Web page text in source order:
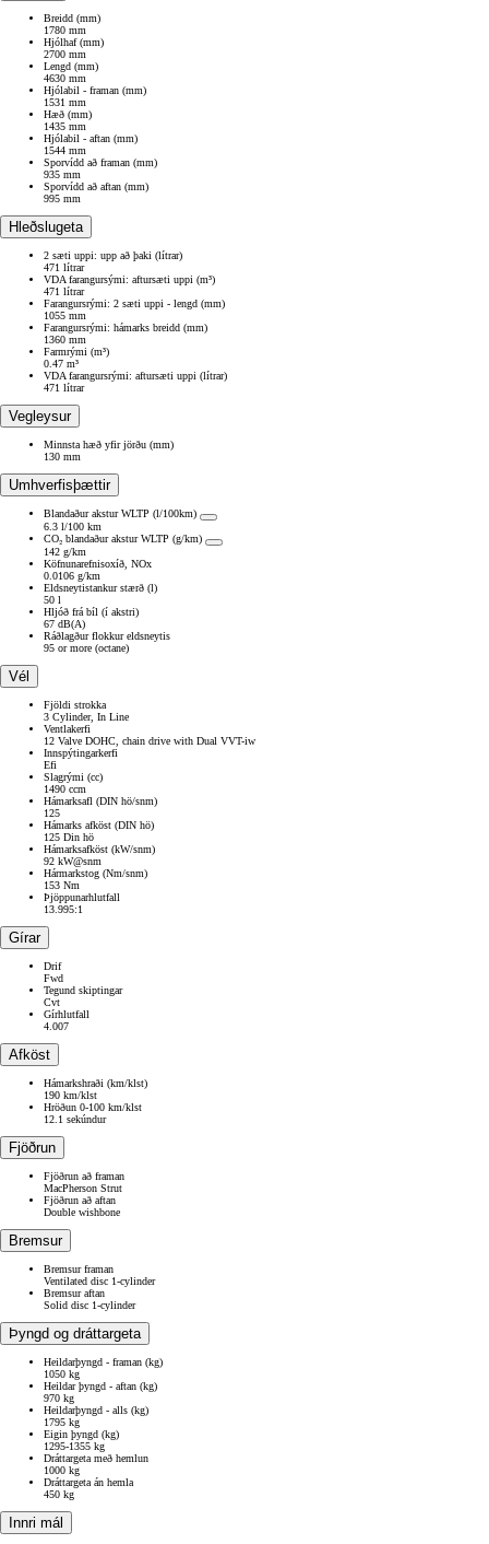
Breidd (mm)
1780 mm
Hjólhaf (mm)
2700 mm
Lengd (mm)
4630 mm
Hjólabil - framan (mm)
1531 mm
Hæð (mm)
1435 mm
Hjólabil - aftan (mm)
1544 mm
Sporvídd að framan (mm)
935 mm
Sporvídd að aftan (mm)
995 mm
Hleðslugeta
2 sæti uppi: upp að þaki (lítrar)
471 lítrar
VDA farangursými: aftursæti uppi (m³)
471 lítrar
Farangursrými: 2 sæti uppi - lengd (mm)
1055 mm
Farangursrými: hámarks breidd (mm)
1360 mm
Farmrými (m³)
0.47 m³
VDA farangursrými: aftursæti uppi (lítrar)
471 lítrar
Vegleysur
Minnsta hæð yfir jörðu (mm)
130 mm
Umhverfisþættir
Blandaður akstur WLTP (l/100km)
6.3 l/100 km
CO₂ blandaður akstur WLTP (g/km)
142 g/km
Köfnunarefnisoxíð, NOx
0.0106 g/km
Eldsneytistankur stærð (l)
50 l
Hljóð frá bíl (í akstri)
67 dB(A)
Ráðlagður flokkur eldsneytis
95 or more (octane)
Vél
Fjöldi strokka
3 Cylinder, In Line
Ventlakerfi
12 Valve DOHC, chain drive with Dual VVT-iw
Innspýtingarkerfi
Efi
Slagrými (cc)
1490 ccm
Hámarksafl (DIN hö/snm)
125
Hámarks afköst (DIN hö)
125 Din hö
Hámarksafköst (kW/snm)
92 kW@snm
Hármarkstog (Nm/snm)
153 Nm
Þjöppunarhlutfall
13.995:1
Gírar
Drif
Fwd
Tegund skiptingar
Cvt
Gírhlutfall
4.007
Afköst
Hámarkshraði (km/klst)
190 km/klst
Hröðun 0-100 km/klst
12.1 sekúndur
Fjöðrun
Fjöðrun að framan
MacPherson Strut
Fjöðrun að aftan
Double wishbone
Bremsur
Bremsur framan
Ventilated disc 1-cylinder
Bremsur aftan
Solid disc 1-cylinder
Þyngd og dráttargeta
Heildarþyngd - framan (kg)
1050 kg
Heildar þyngd - aftan (kg)
970 kg
Heildarþyngd - alls (kg)
1795 kg
Eigin þyngd (kg)
1295-1355 kg
Dráttargeta með hemlun
1000 kg
Dráttargeta án hemla
450 kg
Innri mál